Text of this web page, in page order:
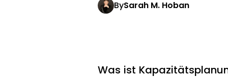
BySarah M. Hoban
Was ist